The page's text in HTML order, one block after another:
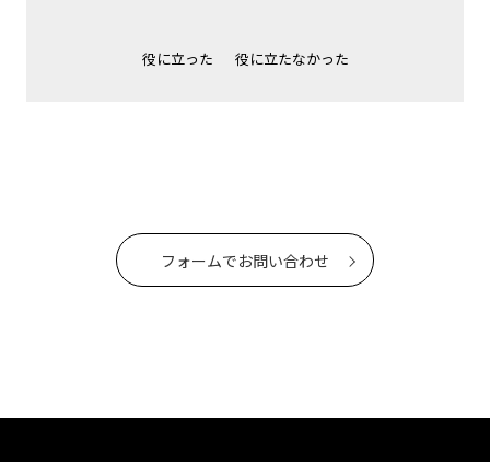
役に立った 役に立たなかった
フォームでお問い合わせ